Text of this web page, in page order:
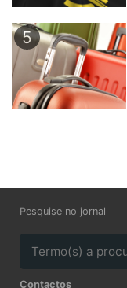
5
Pesquise no jornal
Contactos